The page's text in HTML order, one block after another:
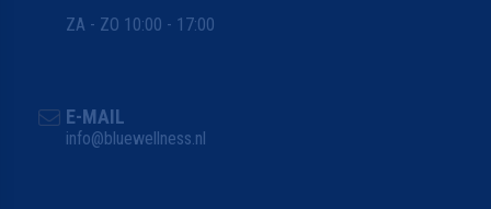
ZA - ZO 10:00 - 17:00
E-MAIL
info@bluewellness.nl